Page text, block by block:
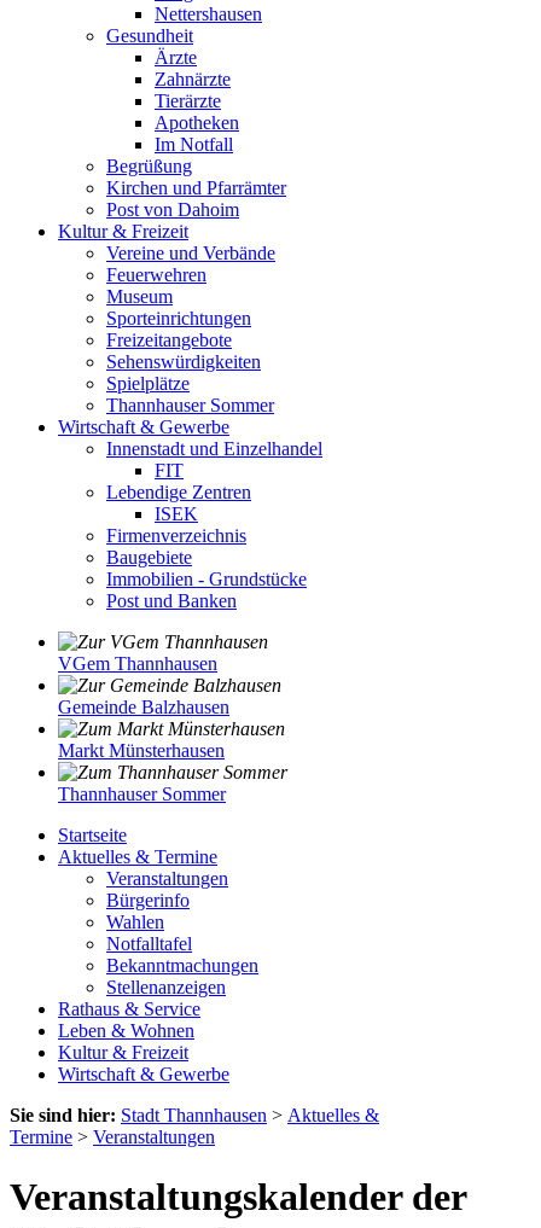
Nettershausen
Gesundheit
Ärzte
Zahnärzte
Tierärzte
Apotheken
Im Notfall
Begrüßung
Kirchen und Pfarrämter
Post von Dahoim
Kultur & Freizeit
Vereine und Verbände
Feuerwehren
Museum
Sporteinrichtungen
Freizeitangebote
Sehenswürdigkeiten
Spielplätze
Thannhauser Sommer
Wirtschaft & Gewerbe
Innenstadt und Einzelhandel
FIT
Lebendige Zentren
ISEK
Firmenverzeichnis
Baugebiete
Immobilien - Grundstücke
Post und Banken
VGem Thannhausen
Gemeinde Balzhausen
Markt Münsterhausen
Thannhauser Sommer
Startseite
Aktuelles & Termine
Veranstaltungen
Bürgerinfo
Wahlen
Notfalltafel
Bekanntmachungen
Stellenanzeigen
Rathaus & Service
Leben & Wohnen
Kultur & Freizeit
Wirtschaft & Gewerbe
Sie sind hier: Stadt Thannhausen > Aktuelles &
Termine > Veranstaltungen
Veranstaltungskalender der